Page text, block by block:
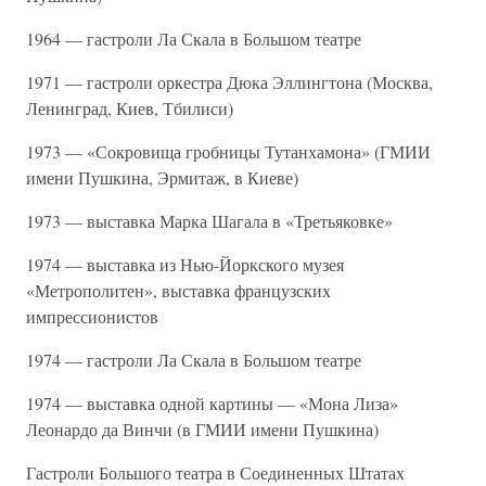
1964 — гастроли Ла Скала в Большом театре
1971 — гастроли оркестра Дюка Эллингтона (Москва,
Ленинград, Киев, Тбилиси)
1973 — «Сокровища гробницы Тутанхамона» (ГМИИ
имени Пушкина, Эрмитаж, в Киеве)
1973 — выставка Марка Шагала в «Третьяковке»
1974 — выставка из Нью-Йоркского музея
«Метрополитен», выставка французских
импрессионистов
1974 — гастроли Ла Скала в Большом театре
1974 — выставка одной картины — «Мона Лиза»
Леонардо да Винчи (в ГМИИ имени Пушкина)
Гастроли Большого театра в Соединенных Штатах